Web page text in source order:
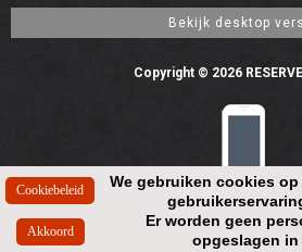
We gebruiken cookies
Er worden geen
opgeslagen
Copyright © 2026
Resolution: